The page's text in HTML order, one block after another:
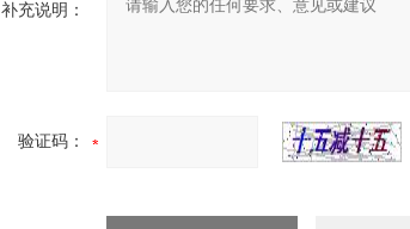
补充说明：
验证码：